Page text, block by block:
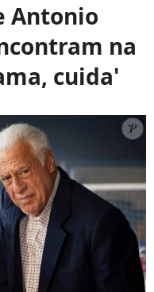
Antonio
na
cuida'